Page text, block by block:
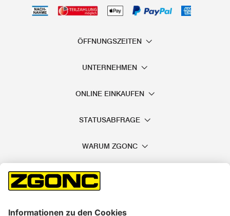
ÖFFNUNGSZEITEN
UNTERNEHMEN
ONLINE EINKAUFEN
STATUSABFRAGE
WARUM ZGONC